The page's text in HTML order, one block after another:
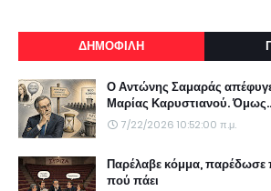
ΔΗΜΟΦΙΛΗ
Ο Αντώνης Σαμαράς
Μαρίας Καρυστιανού.
7/22/2026 10:52:00 π.μ.
Παρέλαβε κόμμα, παρέδωσε
πού πάει